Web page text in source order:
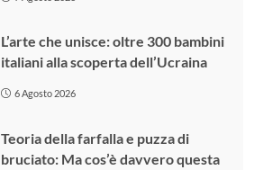
L’arte che unisce: oltre 300 bambini
italiani alla scoperta dell’Ucraina
6 Agosto 2026
Teoria della farfalla e puzza di
bruciato: Ma cos’è davvero questa